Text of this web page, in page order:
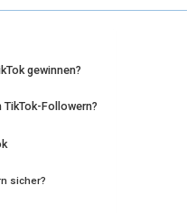
R
S
T
D
gеwinnеn?
Followеrn?
sichеr?